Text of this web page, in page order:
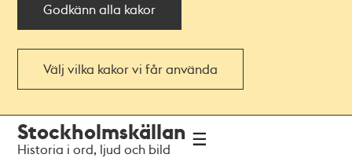
Godkänn alla kakor
Välj vilka kakor vi får använda
navigationen
huvudinnehållet
Stockholmskällan
Historia i ord, ljud och bild